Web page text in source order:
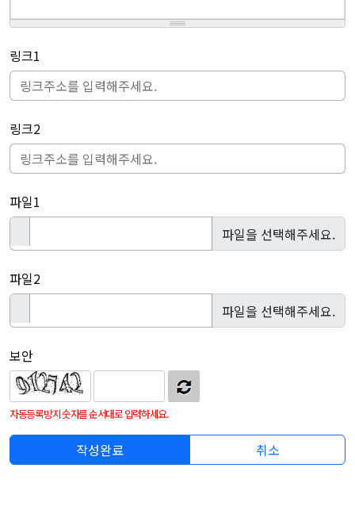
링크1
링크2
파일1
파일을 선택해주세요.
파일2
파일을 선택해주세요.
보안
자동등록방지 숫자를 순서대로 입력하세요.
취소